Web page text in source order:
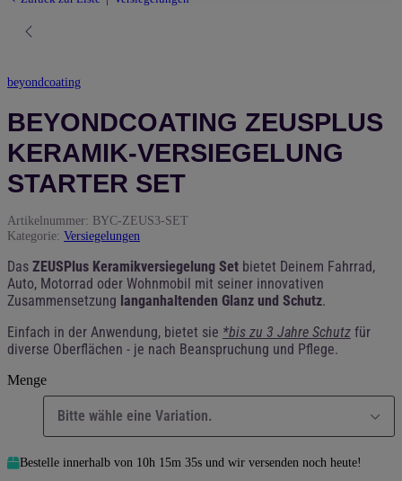
beyondcoating
BEYONDCOATING ZEUSPLUS
KERAMIK-VERSIEGELUNG
STARTER SET
Artikelnummer: BYC-ZEUS3-SET
Kategorie: Versiegelungen
Das ZEUSPlus Keramikversiegelung Set bietet Deinem Fahrrad,
Auto, Motorrad oder Wohnmobil mit seiner innovativen
Zusammensetzung langanhaltenden Glanz und Schutz.
Einfach in der Anwendung, bietet sie *bis zu 3 Jahre Schutz für
diverse Oberflächen - je nach Beanspruchung und Pflege.
Menge
Bitte wähle eine Variation.
Bestelle innerhalb von 10h 15m 33s und wir versenden noch heute!